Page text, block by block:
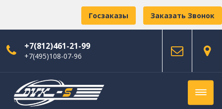
Заказать Звонок
Госзаказы
+7(812)461-21-99
+7(495)108-07-96